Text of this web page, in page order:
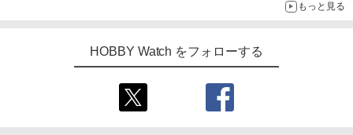
もっと見る
HOBBY Watch をフォローする